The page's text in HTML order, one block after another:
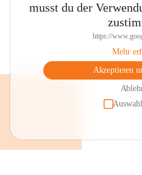
musst du der
https://
Mehr
Akzeptieren